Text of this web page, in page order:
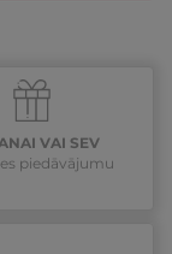
VAI SEV
piedāvājumu